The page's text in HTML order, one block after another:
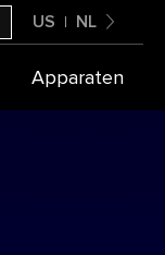
US NL
Apparaten